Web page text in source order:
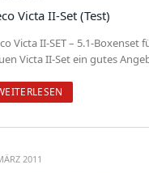
Victa II-Set (Test)
Victa II-SET – 5.1-Boxenset
Victa II-Set ein gutes
2011